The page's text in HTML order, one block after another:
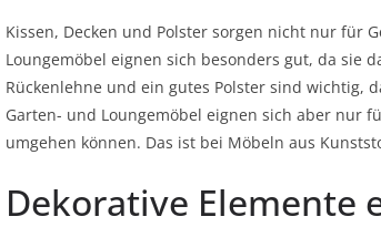
Kissen, Decken und Polster sorgen nicht nur für
Loungemöbel eignen sich besonders gut, da sie
Rückenlehne und ein gutes Polster sind wichtig,
Garten- und Loungemöbel eignen sich aber nur
umgehen können. Das ist bei Möbeln aus
Dekorative Elemente